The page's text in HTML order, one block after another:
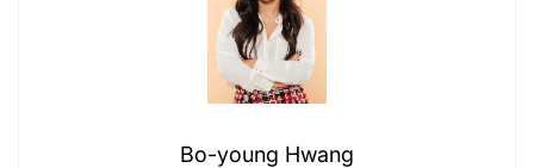
Bo-young Hwang